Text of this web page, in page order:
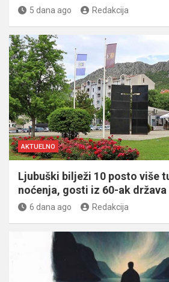
5 dana ago Redakcija
AKTUELNO
Ljubuški bilježi 10 posto više
noćenja, gosti iz 60-ak država
6 dana ago Redakcija